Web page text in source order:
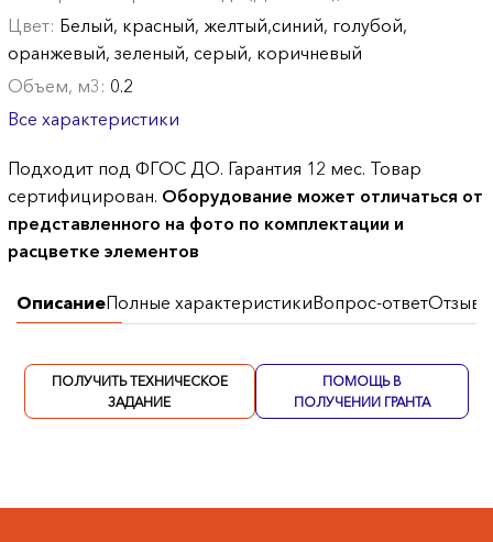
Цвет: Белый, красный, желтый,синий, голубой,
оранжевый, зеленый, серый, коричневый
Объем, м3: 0.2
Все характеристики
Подходит под ФГОС ДО. Гарантия 12 мес. Товар
сертифицирован. Оборудование может отличаться от
представленного на фото по комплектации и
расцветке элементов
ОписаниеПолные характеристикиВопрос-ответОтзывы
ПОЛУЧИТЬ ТЕХНИЧЕСКОЕ
ЗАДАНИЕ
ПОМОЩЬ В
ПОЛУЧЕНИИ ГРАНТА